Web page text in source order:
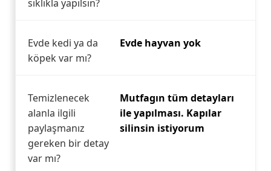
sıklıkla yapılsın?
Evde kedi ya da
köpek var mı?
Evde hayvan yok
Temizlenecek
alanla ilgili
paylaşmanız
gereken bir detay
var mı?
Mutfagın tüm detayları
ile yapılması. Kapılar
silinsin istiyorum